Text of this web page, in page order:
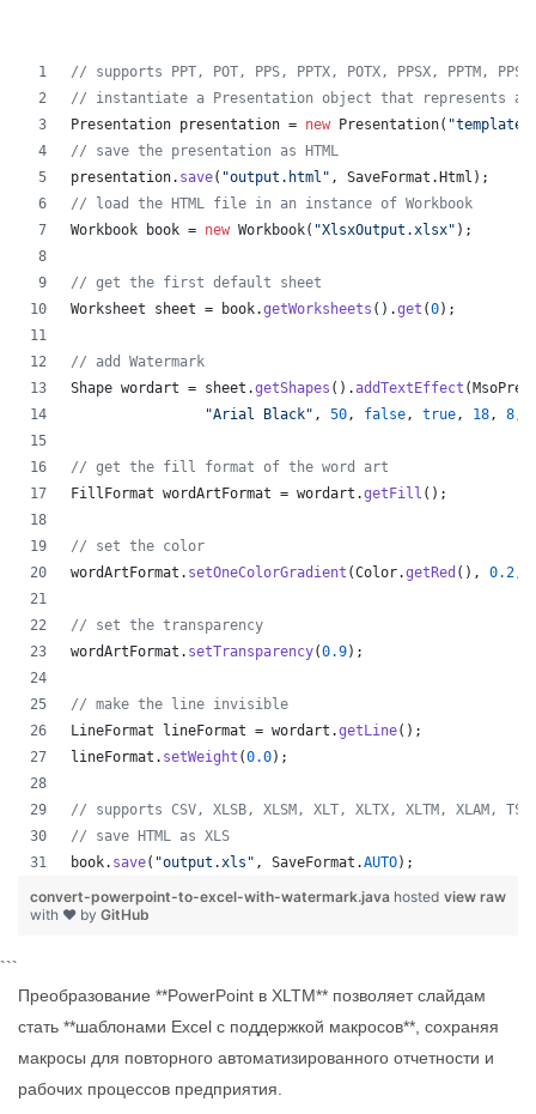
// supports PPT, POT, PPS, PPTX, POTX, PPSX, PPTM,
// instantiate a Presentation object that represents a
Presentation presentation = new Presentation(
// save the presentation as HTML
presentation. save( "output.html" , SaveFormat . Html );
// load the HTML file in an instance of Workbook
Workbook
book = new Workbook( "XlsxOutput.xlsx" );
// get the first default sheet
Worksheet
sheet = book.getWorksheets ().get (0);
// add Watermark
Shape wordart = sheet .getShapes ().addTextEffect (
"Arial Black" , 50, false, true, 18, 8,
// get the fill format of the word art
FillFormat wordArtFormat = wordart .getFill ();
// set the color
wordArtFormat . setOneColorGradient (Color.getRed (), 0.2,
// set the transparency
wordArtFormat . setTransparency(0.9);
// make the line invisible
LineFormat
lineFormat = wordart .getLine();
lineFormat . setWeight (0.0);
// supports CSV, XLSB, XLSM, XLT, XLTX, XLTM, XLAM,
// save HTML as XLS
book. save( "output.xls" , SaveFormat .AUTO);
view raw
convert-powerpoint-to-excel-with-watermark.java hosted
with ❤ by GitHub
```
Преобразование **PowerPoint в XLTM** позволяет слайдам
стать **шаблонами Excel с поддержкой макросов**, сохраняя
макросы для повторного автоматизированного отчетности и
рабочих процессов предприятия.